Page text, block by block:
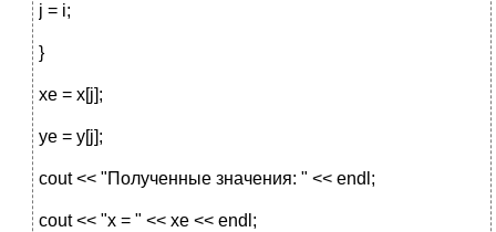
j = i;
}
xe = x[j];
ye = y[j];
cout << "Полученные значения: " << endl;
cout << "x = " << xe << endl;